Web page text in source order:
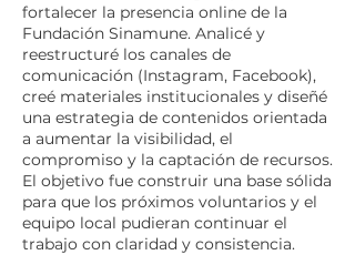
fortalecer la presencia online de la
Fundación Sinamune. Analicé y
reestructuré los canales de
comunicación (Instagram, Facebook),
creé materiales institucionales y diseñé
una estrategia de contenidos orientada
a aumentar la visibilidad, el
compromiso y la captación de recursos.
El objetivo fue construir una base sólida
para que los próximos voluntarios y el
equipo local pudieran continuar el
trabajo con claridad y consistencia.